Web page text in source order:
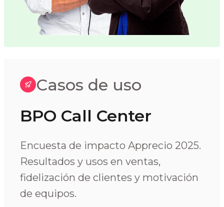
Casos de uso
BPO Call Center
Encuesta de impacto Apprecio 2025.
Resultados y usos en ventas,
fidelización de clientes y motivación
de equipos.